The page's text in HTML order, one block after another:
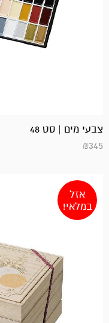
צבעי מים | סט 48
₪345
אזל
במלאי!